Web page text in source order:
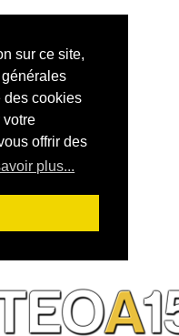
sur ce site,
des cookies
votre
offrir des
plus...